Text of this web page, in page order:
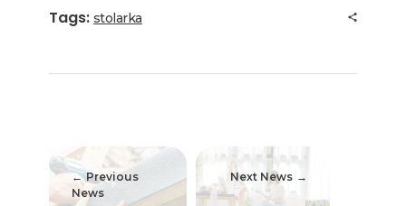
Tags: stolarka
Previous
News
Next News